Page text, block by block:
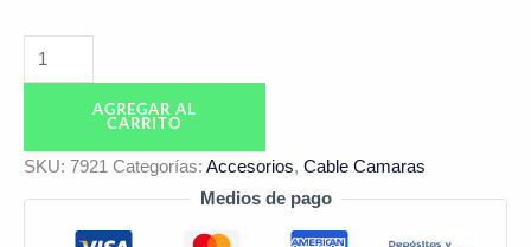
AGREGAR AL
CARRITO
SKU: 7921 Categorías: Accesorios, Cable Camaras
Medios de pago